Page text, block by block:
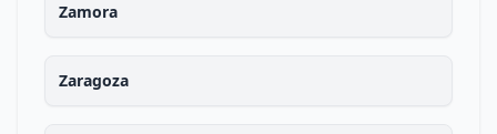
Zamora
Zaragoza